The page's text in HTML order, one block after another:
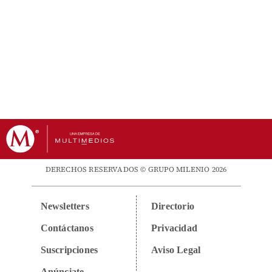
DERECHOS RESERVADOS © GRUPO MILENIO 2026
Newsletters
Contáctanos
Suscripciones
Directorio
Privacidad
Aviso Legal